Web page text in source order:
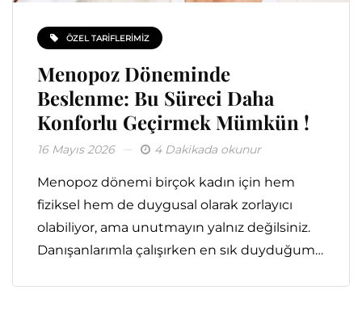
ÖZEL TARIFLERIMIZ
Menopoz Döneminde
Beslenme: Bu Süreci Daha
Konforlu Geçirmek Mümkün !
16 Mayıs 2026 4 Dakikada okunur
Menopoz dönemi birçok kadın için hem
fiziksel hem de duygusal olarak zorlayıcı
olabiliyor, ama unutmayın yalnız değilsiniz.
Danışanlarımla çalışırken en sık duyduğum…